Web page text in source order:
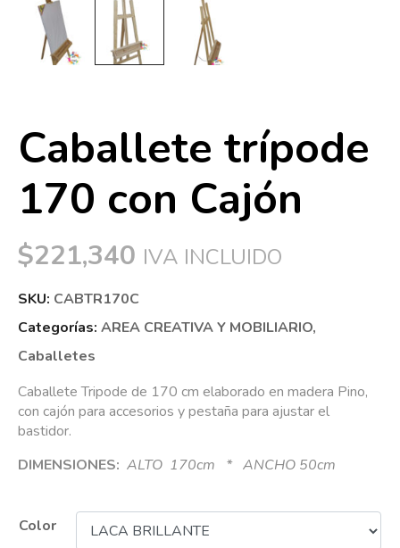
Caballete trípode
170 con Cajón
$221,340 IVA INCLUIDO
SKU: CABTR170C
Categorías: AREA CREATIVA Y MOBILIARIO,
Caballetes
Caballete Tripode de 170 cm elaborado en madera Pino,
con cajón para accesorios y pestaña para ajustar el
bastidor.
DIMENSIONES: ALTO 170cm * ANCHO 50cm
Color